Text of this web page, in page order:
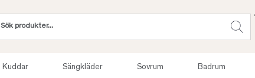
Kuddar Sängkläder Sovrum Badrum